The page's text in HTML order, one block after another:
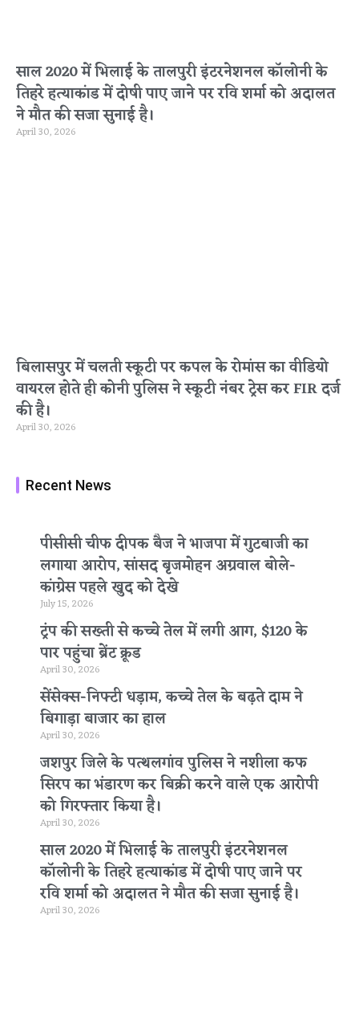
साल 2020 में भिलाई के तालपुरी इंटरनेशनल कॉलोनी के
तिहरे हत्याकांड में दोषी पाए जाने पर रवि शर्मा को अदालत
ने मौत की सजा सुनाई है।
April 30, 2026
बिलासपुर में चलती स्कूटी पर कपल के रोमांस का वीडियो
वायरल होते ही कोनी पुलिस ने स्कूटी नंबर ट्रेस कर FIR दर्ज
की है।
April 30, 2026
Recent News
पीसीसी चीफ दीपक बैज ने भाजपा में गुटबाजी का
लगाया आरोप, सांसद बृजमोहन अग्रवाल बोले-
कांग्रेस पहले खुद को देखे
July 15, 2026
ट्रंप की सख्ती से कच्चे तेल में लगी आग, $120 के
पार पहुंचा ब्रेंट क्रूड
April 30, 2026
सेंसेक्स-निफ्टी धड़ाम, कच्चे तेल के बढ़ते दाम ने
बिगाड़ा बाजार का हाल
April 30, 2026
जशपुर जिले के पत्थलगांव पुलिस ने नशीला कफ
सिरप का भंडारण कर बिक्री करने वाले एक आरोपी
को गिरफ्तार किया है।
April 30, 2026
साल 2020 में भिलाई के तालपुरी इंटरनेशनल
कॉलोनी के तिहरे हत्याकांड में दोषी पाए जाने पर
रवि शर्मा को अदालत ने मौत की सजा सुनाई है।
April 30, 2026